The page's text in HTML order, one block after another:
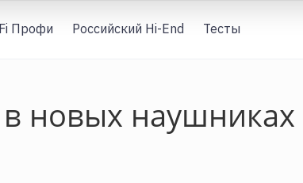
Профи Российский Hi-End Тесты
новых наушниках